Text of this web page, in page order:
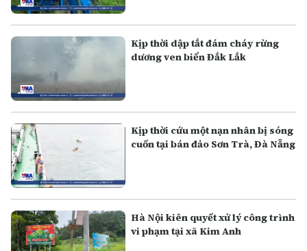
Kịp thời dập tắt đám cháy rừng
dương ven biển Đắk Lắk
Kịp thời cứu một nạn nhân bị sóng
cuốn tại bán đảo Sơn Trà, Đà Nẵng
Hà Nội kiên quyết xử lý công trình
vi phạm tại xã Kim Anh